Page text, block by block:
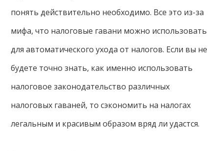
понять действительно необходимо. Все это из-за
мифа, что налоговые гавани можно использовать
для автоматического ухода от налогов. Если вы не
будете точно знать, как именно использовать
налоговое законодательство различных
налоговых гаваней, то сэкономить на налогах
легальным и красивым образом вряд ли удастся.